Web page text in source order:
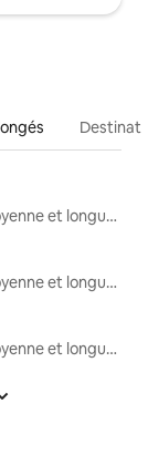
Locations moyenne et longue durée
Locations moyenne et longue durée
Locations moyenne et longue durée